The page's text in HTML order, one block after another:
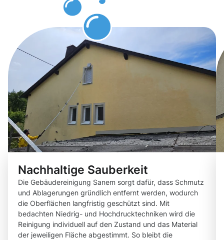
Nachhaltige Sauberkeit
Die Gebäudereinigung Sanem sorgt dafür, dass Schmutz
und Ablagerungen gründlich entfernt werden, wodurch
die Oberflächen langfristig geschützt sind. Mit
bedachten Niedrig- und Hochdrucktechniken wird die
Reinigung individuell auf den Zustand und das Material
der jeweiligen Fläche abgestimmt. So bleibt die